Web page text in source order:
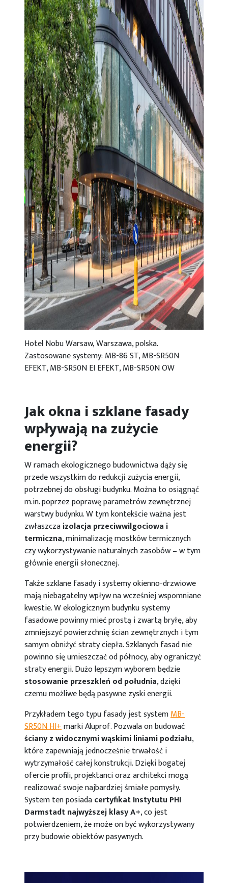
Hotel Nobu Warsaw, Warszawa, polska.
Zastosowane systemy: MB-86 ST, MB-SR50N
EFEKT, MB-SR50N EI EFEKT, MB-SR50N OW
Jak okna i szklane fasady
wpływają na zużycie
energii?
W ramach ekologicznego budownictwa dąży się
przede wszystkim do redukcji zużycia energii,
potrzebnej do obsługi budynku. Można to osiągnąć
m.in. poprzez poprawę parametrów zewnętrznej
warstwy budynku. W tym kontekście ważna jest
zwłaszczaizolacja przeciwwilgociowa i
termiczna, minimalizację mostków termicznych
czy wykorzystywanie naturalnych zasobów – w tym
głównie energii słonecznej.
Także szklane fasady i systemy okienno-drzwiowe
mają niebagatelny wpływ na wcześniej wspomniane
kwestie. W ekologicznym budynku systemy
fasadowe powinny mieć prostą i zwartą bryłę, aby
zmniejszyć powierzchnię ścian zewnętrznych i tym
samym obniżyć straty ciepła. Szklanych fasad nie
powinno się umieszczać od północy, aby ograniczyć
straty energii. Dużo lepszym wyborem będzie
stosowanie przeszkleń od południa, dzięki
czemu możliwe będą pasywne zyski energii.
Przykładem tego typu fasady jest systemMB-
SR50N HI+marki Aluprof. Pozwala on budować
ściany z widocznymi wąskimi liniami podziału,
które zapewniają jednocześnie trwałość i
wytrzymałość całej konstrukcji. Dzięki bogatej
ofercie profili, projektanci oraz architekci mogą
realizować swoje najbardziej śmiałe pomysły.
System ten posiadacertyfikat Instytutu PHI
Darmstadt najwyższej klasy A+, co jest
potwierdzeniem, że może on być wykorzystywany
przy budowie obiektów pasywnych.